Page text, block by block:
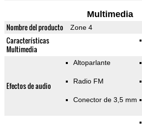
Multimedia
Nombre del producto Zone 4
Características
Multimedia
Efectos de audio
Altoparlante
Radio FM
Conector de 3,5 mm